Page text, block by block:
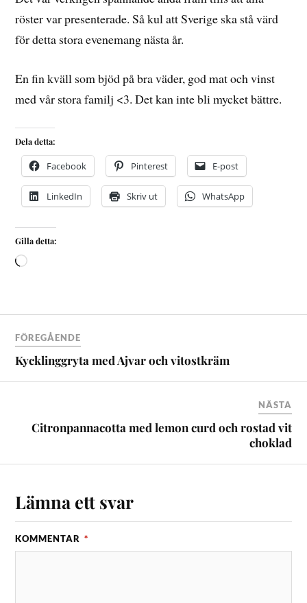
röster var presenterade. Så kul att Sverige ska stå värd
för detta stora evenemang nästa år.
En fin kväll som bjöd på bra väder, god mat och vinst
med vår stora familj <3. Det kan inte bli mycket bättre.
Dela detta:
Facebook Pinterest E-post
LinkedIn Skriv ut WhatsApp
Gilla detta:
FÖREGÅENDE
Kycklinggryta med Ajvar och vitostkräm
NÄSTA
Citronpannacotta med lemon curd och rostad vit
choklad
Lämna ett svar
KOMMENTAR *